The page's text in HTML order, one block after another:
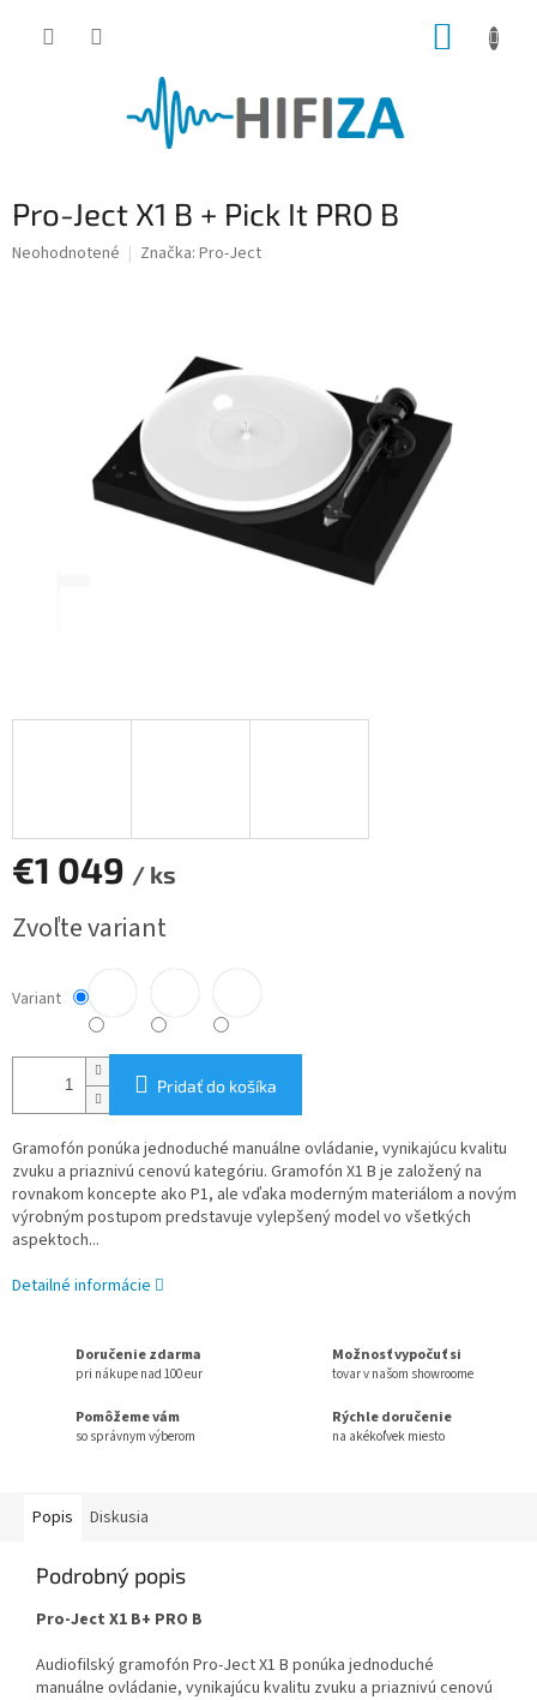
Pro-Ject X1 B + Pick It PRO B
Priemerné
Neohodnotené Značka: Pro-Ject
€1 049 / ks
cena:
Zvoľte variant
Variant
Pridať do košíka
Gramofón ponúka jednoduché manuálne ovládanie, vynikajúcu kvalitu
zvuku a priaznivú cenovú kategóriu. Gramofón X1 B je založený na
rovnakom koncepte ako P1, ale vďaka moderným materiálom a novým
výrobným postupom predstavuje vylepšený model vo všetkých
aspektoch...
Detailné informácie
Doručenie zdarma
pri nákupe nad 100 eur
Možnosť vypočuť si
tovar v našom showroome
Pomôžeme vám
so správnym výberom
Rýchle doručenie
na akékoľvek miesto
Popis Diskusia
Podrobný popis
Pro-Ject X1 B+ PRO B
Audiofilský gramofón Pro-Ject X1 B ponúka jednoduché
manuálne ovládanie, vynikajúcu kvalitu zvuku a priaznivú cenovú